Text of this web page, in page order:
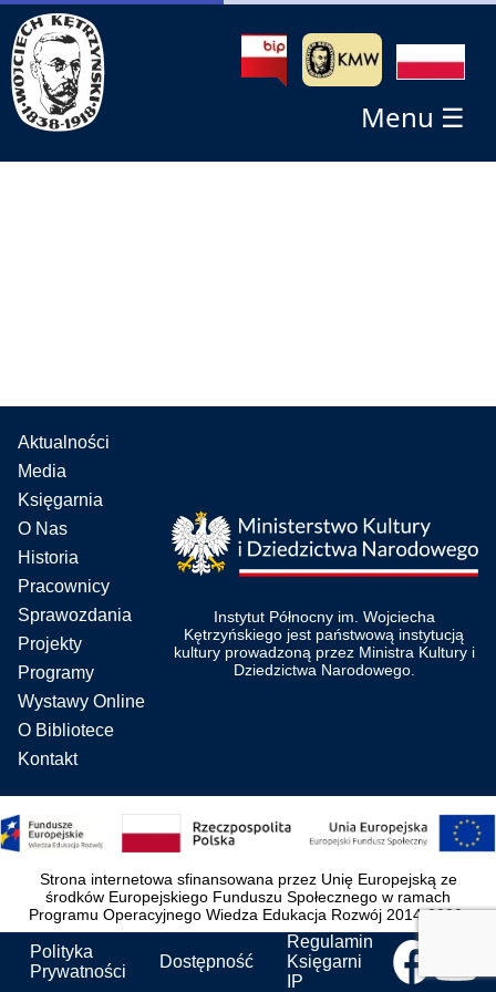
Menu ☰
Aktualności
Media
Księgarnia
O Nas
Historia
Pracownicy
Sprawozdania
Projekty
Programy
Wystawy Online
O Bibliotece
Kontakt
Instytut Północny im. Wojciecha
Kętrzyńskiego jest państwową instytucją
kultury prowadzoną przez Ministra Kultury i
Dziedzictwa Narodowego.
Strona internetowa sfinansowana przez Unię Europejską ze
środków Europejskiego Funduszu Społecznego w ramach
Programu Operacyjnego Wiedza Edukacja Rozwój 2014-2020.
Polityka
Prywatności
Dostępność
Regulamin
Księgarni
IP